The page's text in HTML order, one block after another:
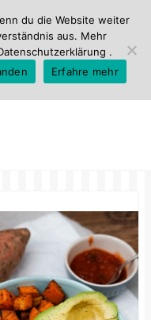
du die Website weiter
aus. Mehr
.
Erfahre mehr